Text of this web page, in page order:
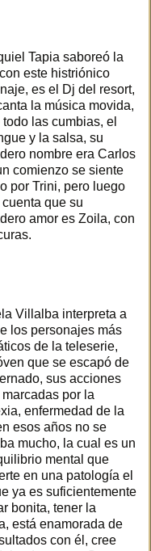
Tapia saboreó la
este histriónico
es el Dj del resort,
la música movida,
las cumbias, el
y la salsa, su
nombre era Carlos
comienzo se siente
por Trini, pero luego
que su
amor es Zoila, con
Villalba interpreta a
los personajes más
de la teleserie,
que se escapó de
sus acciones
por la
enfermedad de la
esos años no se
mucho, la cual es un
mental que
en una patología el
ya es suficientemente
bonita, tener la
está enamorada de
con él, cree